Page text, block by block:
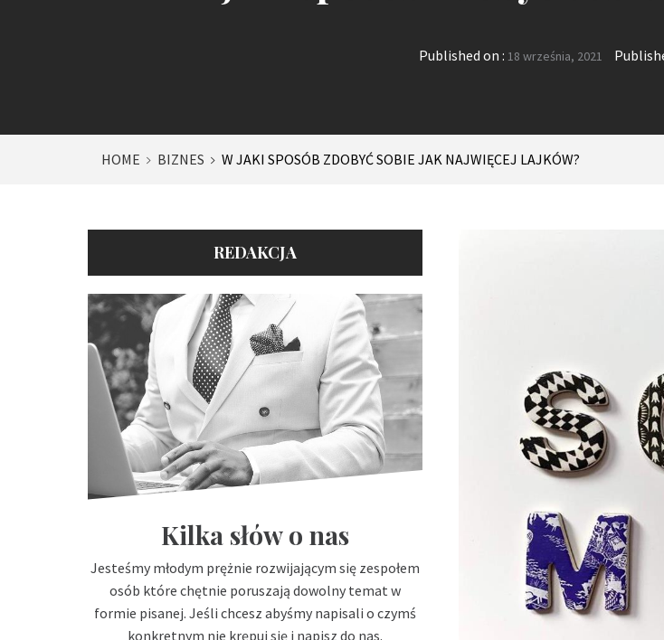
Published on : 18 września, 2021
HOME BIZNES W JAKI SPOSÓB ZDOBYĆ SOBIE JAK NAJWIĘCEJ LAJKÓW?
REDAKCJA
Kilka słów o nas
Jesteśmy młodym prężnie rozwijającym się zespołem
osób które chętnie poruszają dowolny temat w
formie pisanej. Jeśli chcesz abyśmy napisali o czymś
konkretnym nie krępuj się i napisz do nas.